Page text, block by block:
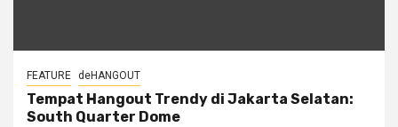
FEATURE deHANGOUT
Tempat Hangout Trendy di Jakarta Selatan:
South Quarter Dome